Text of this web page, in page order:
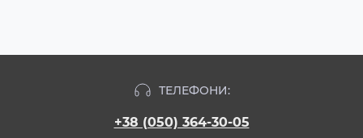
ТЕЛЕФОНИ:
+38 (050) 364-30-05